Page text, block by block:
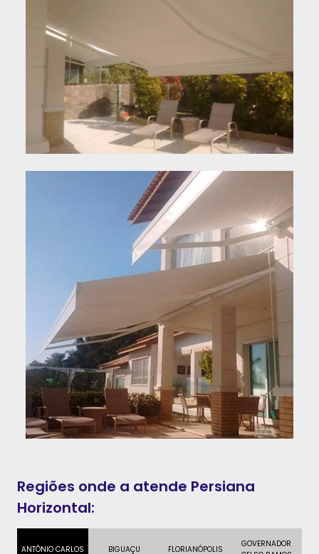
Regiões onde a atende Persiana
Horizontal:
ANTÔNIO CARLOS BIGUAÇU FLORIANÓPOLIS
GOVERNADOR